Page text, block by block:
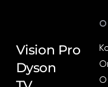
Vision Pro
Dyson
О
О